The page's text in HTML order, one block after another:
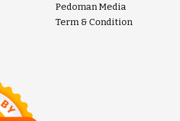
Pedoman Media
Term & Condition